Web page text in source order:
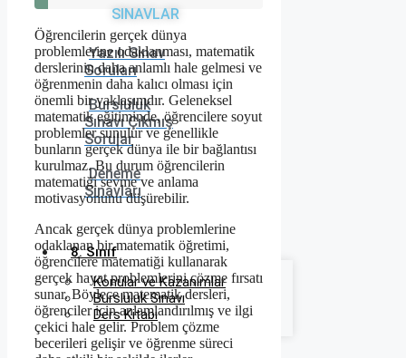
SINAVLAR
Yazılı Sınav
Soruları
Bursluluk
Sınavı Çıkmış
Sorular
Deneme
Sınavları
8. Sınıf
Konular ve Kazanımlar
Bursluluk Sınavı
Ders Kitabı
Öğrencilerin gerçek dünya
problemlerine odaklanması, matematik
derslerinin daha anlamlı hale gelmesi ve
öğrenmenin daha kalıcı olması için
önemli bir yaklaşımdır. Geleneksel
matematik eğitiminde, öğrencilere soyut
problemler sunulur ve genellikle
bunların gerçek dünya ile bir bağlantısı
kurulmaz. Bu durum öğrencilerin
matematiği sevme ve anlama
motivasyonunu düşürebilir.
Ancak gerçek dünya problemlerine
odaklanan bir matematik öğretimi,
öğrencilere matematiği kullanarak
gerçek hayat problemlerini çözme fırsatı
sunar. Böylece matematik dersleri,
öğrenciler için anlamlandırılmış ve ilgi
çekici hale gelir. Problem çözme
becerileri gelişir ve öğrenme süreci